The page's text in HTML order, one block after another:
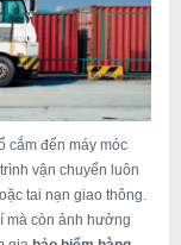
cắm đến máy móc
vận chuyển luôn
tai nạn giao thông.
mà còn ảnh hưởng